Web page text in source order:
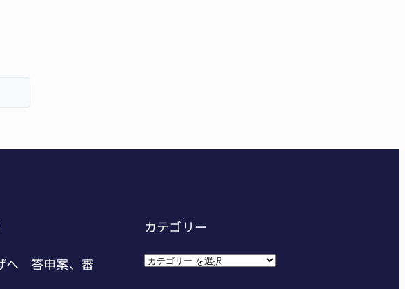
カテゴリー
カ